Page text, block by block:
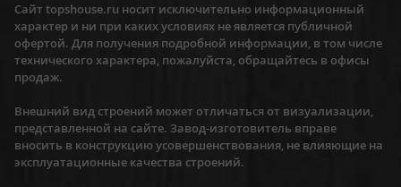
Сайт topshouse.ru носит исключительно информационный
характер и ни при каких условиях не является публичной
офертой. Для получения подробной информации, в том числе
технического характера, пожалуйста, обращайтесь в офисы
продаж.
Внешний вид строений может отличаться от визуализации,
представленной на сайте. Завод-изготовитель вправе
вносить в конструкцию усовершенствования, не влияющие на
эксплуатационные качества строений.